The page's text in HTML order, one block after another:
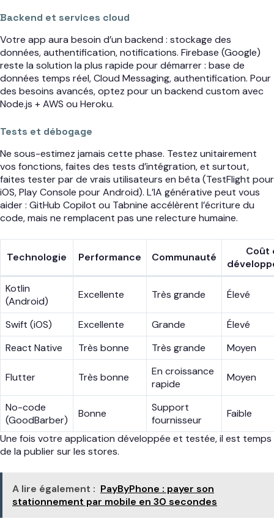
Backend et services cloud
Votre app aura besoin d’un backend : stockage des
données, authentification, notifications. Firebase (Google)
reste la solution la plus rapide pour démarrer : base de
données temps réel, Cloud Messaging, authentification. Pour
des besoins avancés, optez pour un backend custom avec
Node.js + AWS ou Heroku.
Tests et débogage
Ne sous-estimez jamais cette phase. Testez unitairement
vos fonctions, faites des tests d’intégration, et surtout,
faites tester par de vrais utilisateurs en bêta (TestFlight pour
iOS, Play Console pour Android). L’IA générative peut vous
aider : GitHub Copilot ou Tabnine accélèrent l’écriture du
code, mais ne remplacent pas une relecture humaine.
Technologie Performance Communauté
Coût
Kotlin
(Android)
Excellente Très grande Élevé
Swift (iOS) Excellente Grande
Élevé
React Native
Très bonne Très grande Moyen
Flutter Très bonne
En croissance
rapide
Moyen
No-code
(GoodBarber)
Bonne
Support
fournisseur
Faible
Une fois votre application développée et testée, il est temps
de la publier sur les stores.
A lire également : PayByPhone : payer son
stationnement par mobile en 30 secondes